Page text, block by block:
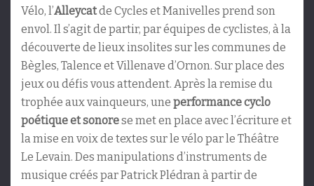
Vélo, l’Alleycatde Cycles et Manivelles prend son
envol. Il s’agit de partir, par équipes de cyclistes, à la
découverte de lieux insolites sur les communes de
Bègles, Talence et Villenave d’Ornon. Sur place des
jeux ou défis vous attendent. Après la remise du
trophée aux vainqueurs, une performance cyclo
poétique et sonorese met en place avec l’écriture et
la mise en voix de textes sur le vélo par le Théâtre
Le Levain. Des manipulations d’instruments de
musique créés par Patrick Plédran à partir de